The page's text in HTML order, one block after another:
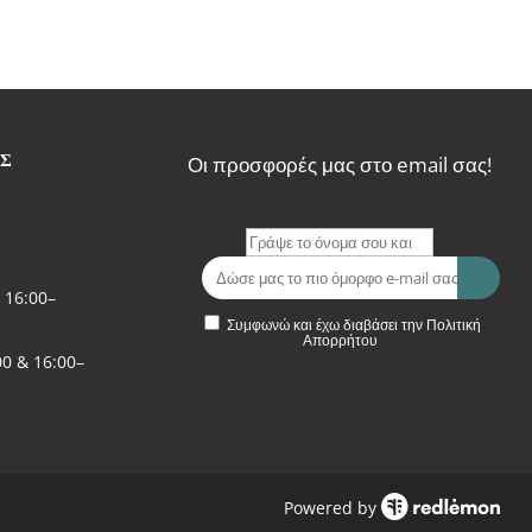
& 16:00–
Οι προσφορές μας στο email σας!
Συμφωνώ και έχω διαβάσει την Πολιτική
Απορρήτου
Powered by